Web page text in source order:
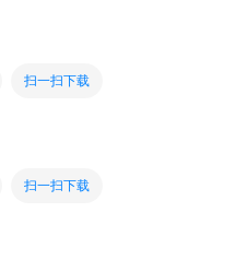
扫一扫下载
扫一扫下载